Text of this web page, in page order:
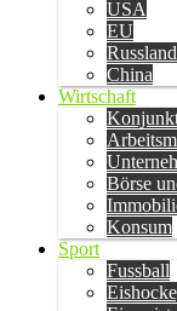
USA
EU
Russland
China
Wirtschaft
Börse
Konsum
Sport
Fussball